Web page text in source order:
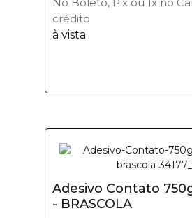
crédito
à vista
Adesivo Contato
- BRASCOLA